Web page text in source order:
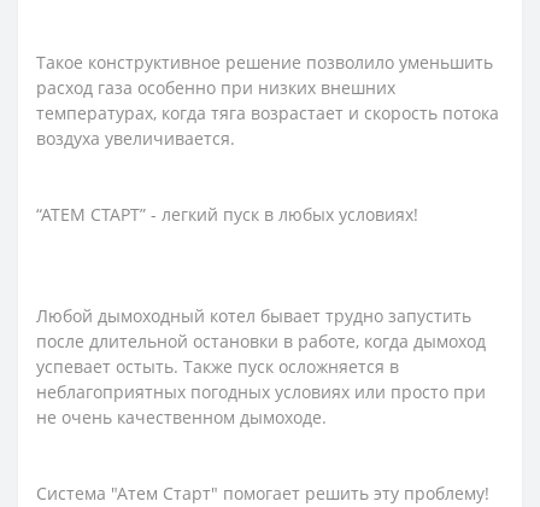
Такое конструктивное решение позволило уменьшить
расход газа особенно при низких внешних
температурах, когда тяга возрастает и скорость потока
воздуха увеличивается.
“АТЕМ СТАРТ” - легкий пуск в любых условиях!
Любой дымоходный котел бывает трудно запустить
после длительной остановки в работе, когда дымоход
успевает остыть. Также пуск осложняется в
неблагоприятных погодных условиях или просто при
не очень качественном дымоходе.
Система "Атем Старт" помогает решить эту проблему!